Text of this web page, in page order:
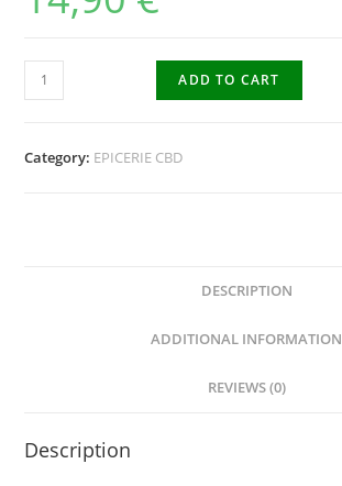
ADD TO CART
Category: EPICERIE CBD
DESCRIPTION
ADDITIONAL INFORMATION
REVIEWS (0)
Description